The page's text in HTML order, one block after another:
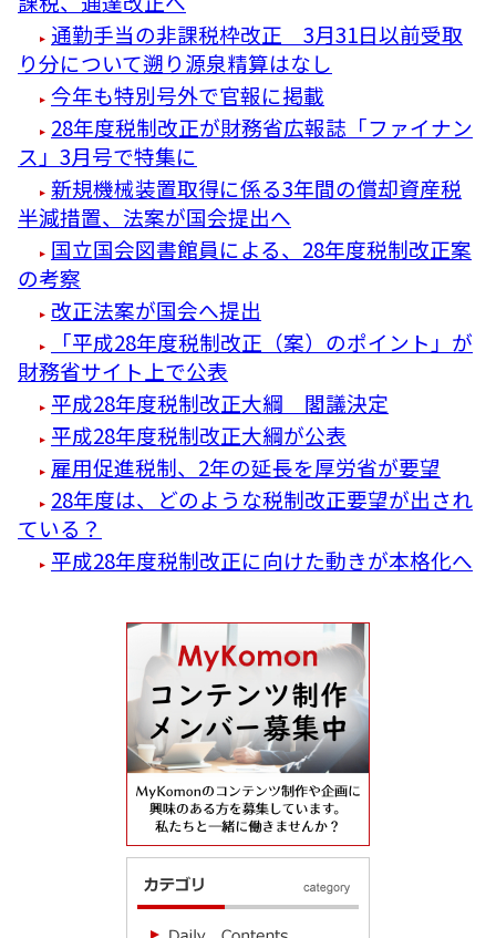
通勤手当の非課税枠改正 3月31日以前受取
り分について遡り源泉精算はなし
今年も特別号外で官報に掲載
28年度税制改正が財務省広報誌「ファイナン
ス」3月号で特集に
新規機械装置取得に係る3年間の償却資産税
半減措置、法案が国会提出へ
国立国会図書館員による、28年度税制改正案
の考察
改正法案が国会へ提出
「平成28年度税制改正（案）のポイント」が
財務省サイト上で公表
平成28年度税制改正大綱 閣議決定
平成28年度税制改正大綱が公表
雇用促進税制、2年の延長を厚労省が要望
28年度は、どのような税制改正要望が出され
ている？
平成28年度税制改正に向けた動きが本格化へ